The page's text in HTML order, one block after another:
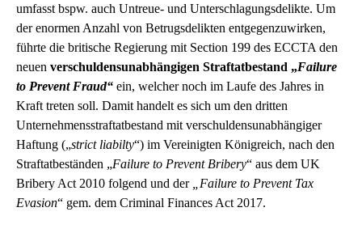
umfasst bspw. auch Untreue- und Unterschlagungsdelikte. Um
der enormen Anzahl von Betrugsdelikten entgegenzuwirken,
führte die britische Regierung mit Section 199 des ECCTA den
neuen verschuldensunabhängigen Straftatbestand „Failure
to Prevent Fraud“ ein, welcher noch im Laufe des Jahres in
Kraft treten soll. Damit handelt es sich um den dritten
Unternehmensstraftatbestand mit verschuldensunabhängiger
Haftung („strict liabilty“) im Vereinigten Königreich, nach den
Straftatbeständen „Failure to Prevent Bribery“ aus dem UK
Bribery Act 2010 folgend und der
„Failure to Prevent Tax
Evasion“ gem. dem Criminal Finances Act 2017.